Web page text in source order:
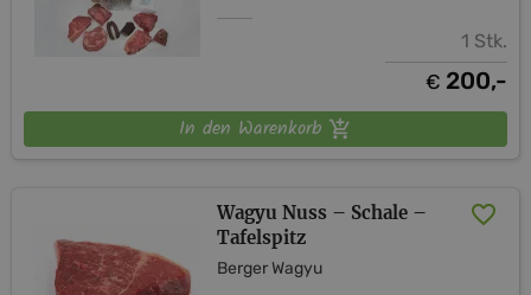
1 Stk.
€ 200,-
In den Warenkorb
Wagyu Nuss – Schale –
Tafelspitz
Berger Wagyu